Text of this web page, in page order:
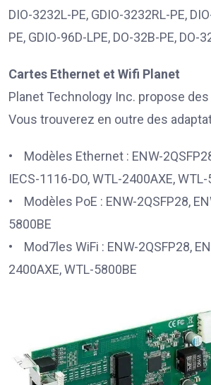
DIO-3232L-PE, GDIO-3232RL-PE,
PE, GDIO-96D-LPE, DO-32B-PE, DO-
Cartes Ethernet et Wifi Planet
Planet Technology Inc. propose
Vous trouverez en outre des
• Modèles Ethernet : ENW-
IECS-1116-DO, WTL-2400AXE,
• Modèles PoE : ENW-2QSFP28,
5800BE
• Mod7les WiFi : ENW-2QSFP28,
2400AXE, WTL-5800BE